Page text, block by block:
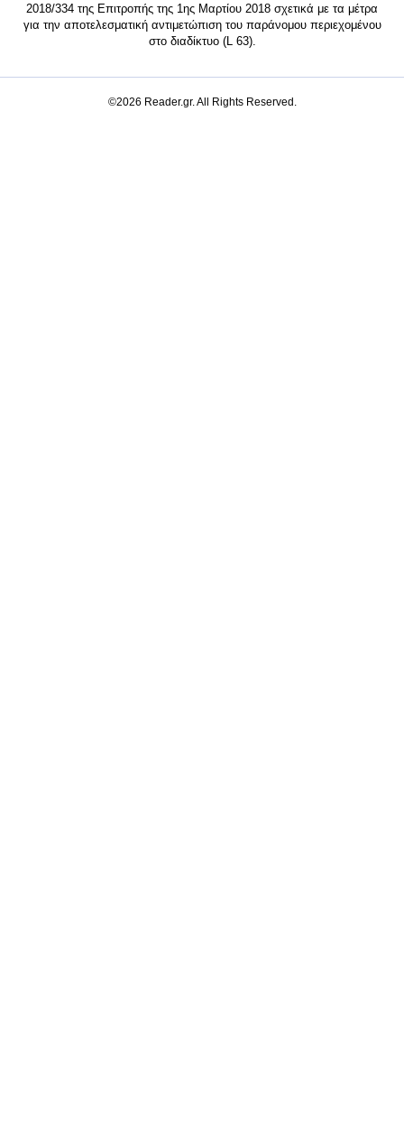
2018/334 της Επιτροπής της 1ης Μαρτίου 2018 σχετικά με τα μέτρα
για την αποτελεσματική αντιμετώπιση του παράνομου περιεχομένου
στο διαδίκτυο (L 63).
©2026 Reader.gr. All Rights Reserved.